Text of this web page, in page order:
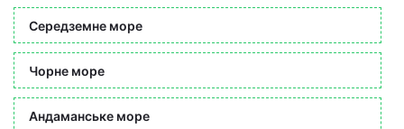
Середземне море
Чорне море
Андаманське море